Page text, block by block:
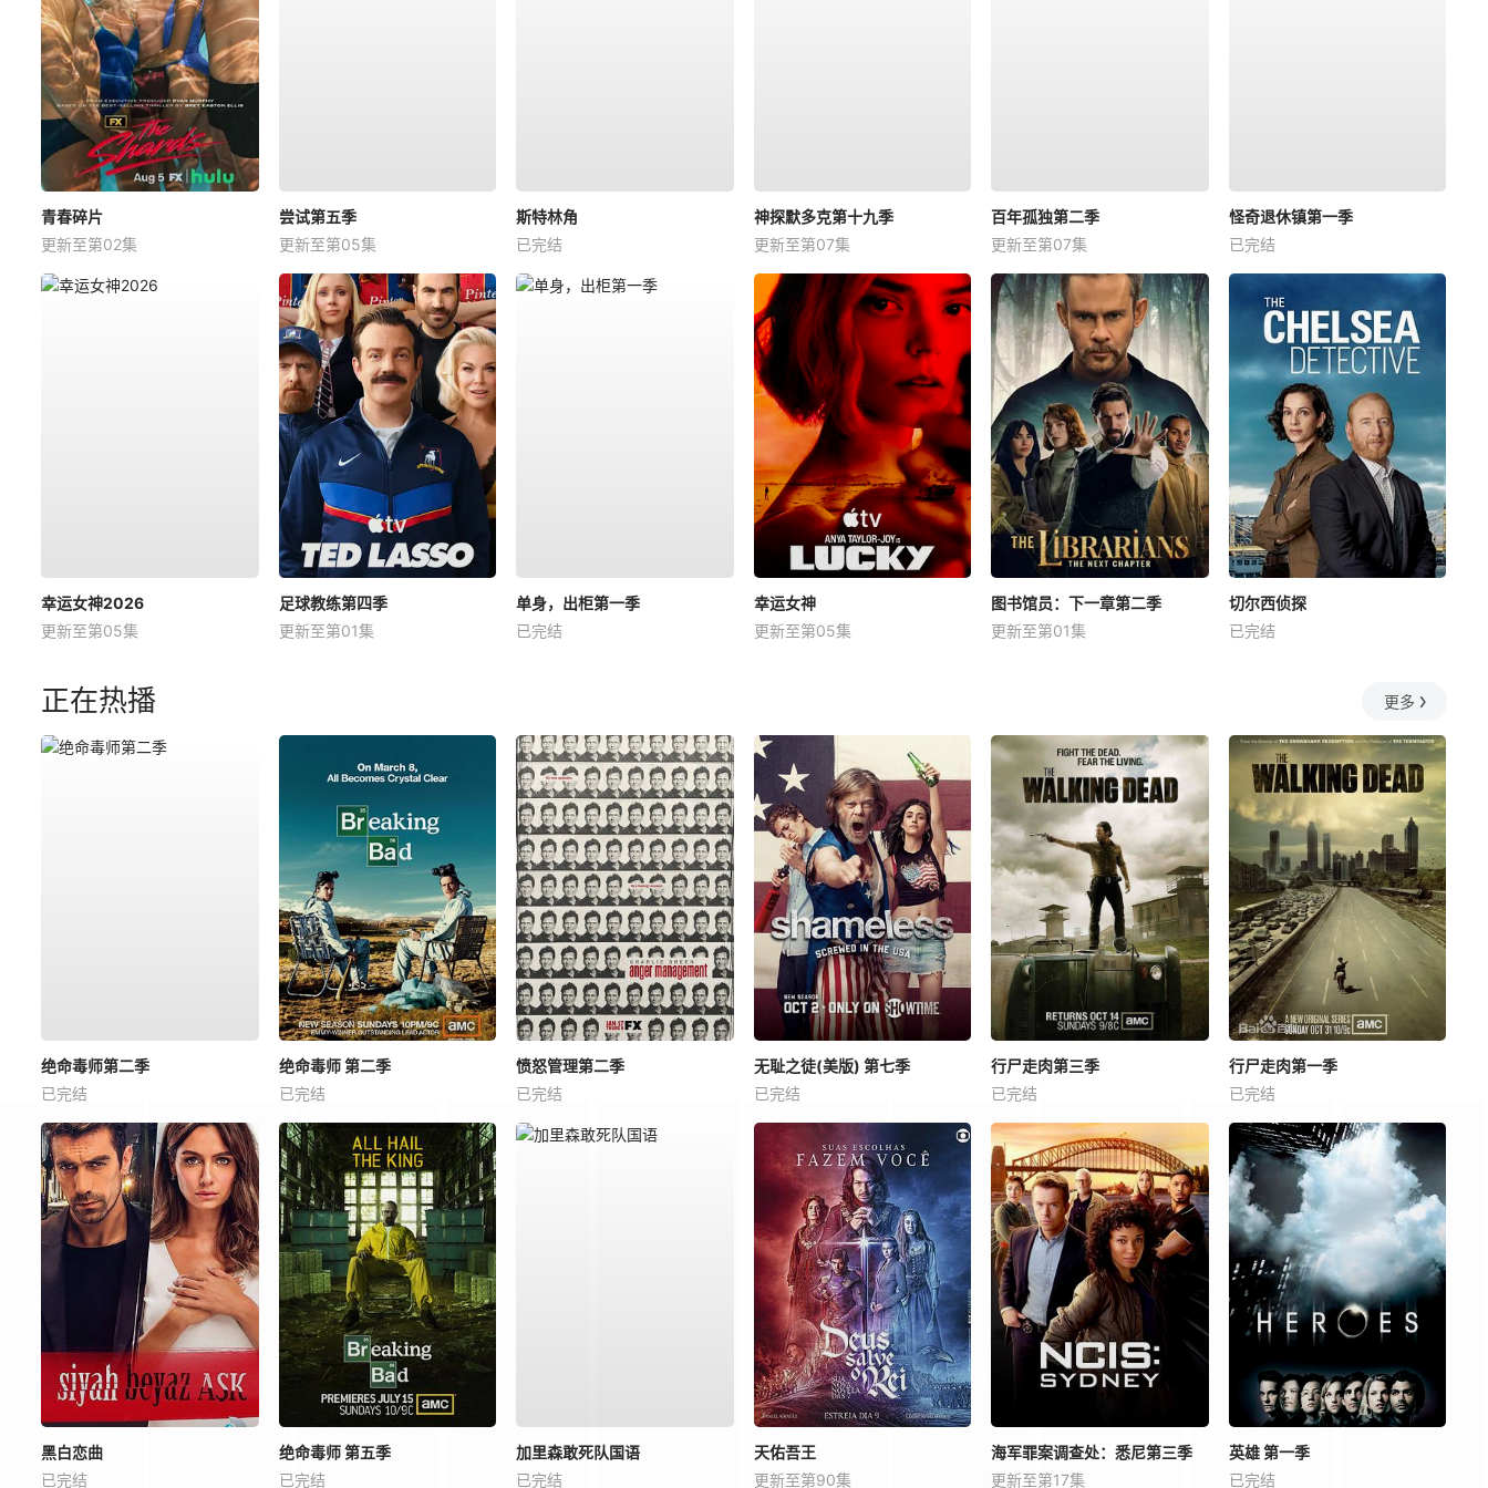
青春碎片
更新至第02集
尝试第五季
更新至第05集
斯特林角
已完结
神探默多克第十九季
更新至第07集
百年孤独第二季
更新至第07集
怪奇退休镇第一季
已完结
幸运女神2026
更新至第05集
足球教练第四季
更新至第01集
单身，出柜第一季
已完结
幸运女神
更新至第05集
图书馆员：下一章第二季
更新至第01集
切尔西侦探
已完结
正在热播 更多
绝命毒师第二季
已完结
绝命毒师 第二季
已完结
愤怒管理第二季
已完结
无耻之徒(美版) 第七季
已完结
行尸走肉第三季
已完结
行尸走肉第一季
已完结
黑白恋曲
已完结
绝命毒师 第五季
已完结
加里森敢死队国语
已完结
天佑吾王
更新至第90集
海军罪案调查处：悉尼第三季
更新至第17集
英雄 第一季
已完结